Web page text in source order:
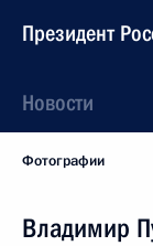
Президент
Новости
Фотографии
Владимир